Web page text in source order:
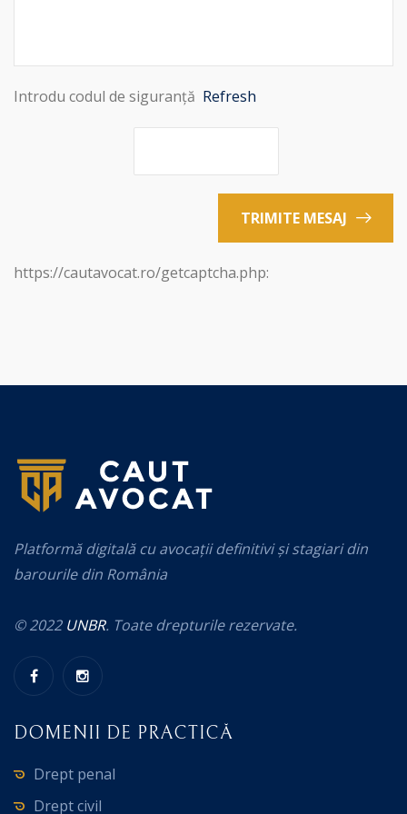
Introdu codul de siguranță Refresh
TRIMITE MESAJ
https://cautavocat.ro/getcaptcha.php:
Platformă digitală cu avocații definitivi și stagiari din
barourile din România
© 2022 UNBR. Toate drepturile rezervate.
DOMENII DE PRACTICĂ
Drept penal
Drept civil